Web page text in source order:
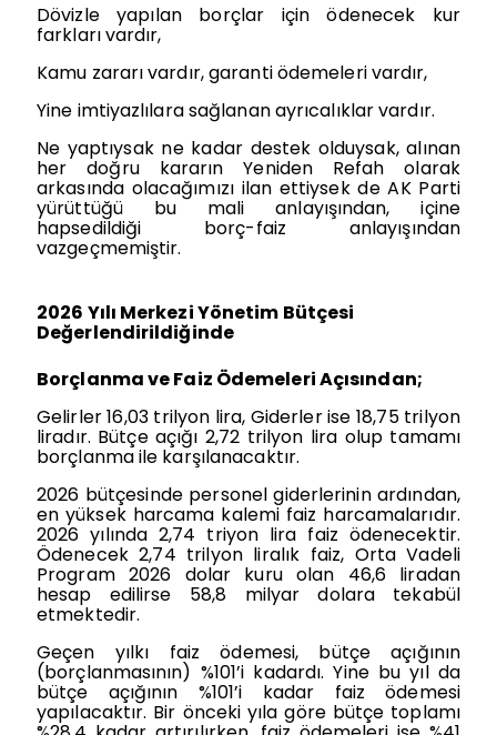
Dövizle yapılan borçlar için ödenecek kur
farkları vardır,
Kamu zararı vardır, garanti ödemeleri vardır,
Yine imtiyazlılara sağlanan ayrıcalıklar vardır.
Ne yaptıysak ne kadar destek olduysak, alınan
her doğru kararın Yeniden Refah olarak
arkasında olacağımızı ilan ettiysek de AK Parti
yürüttüğü bu mali anlayışından, içine
hapsedildiği borç-faiz anlayışından
vazgeçmemiştir.
2026 Yılı Merkezi Yönetim Bütçesi
Değerlendirildiğinde
Borçlanma ve Faiz Ödemeleri Açısından;
Gelirler 16,03 trilyon lira, Giderler ise 18,75 trilyon
liradır. Bütçe açığı 2,72 trilyon lira olup tamamı
borçlanma ile karşılanacaktır.
2026 bütçesinde personel giderlerinin ardından,
en yüksek harcama kalemi faiz harcamalarıdır.
2026 yılında 2,74 triyon lira faiz ödenecektir.
Ödenecek 2,74 trilyon liralık faiz, Orta Vadeli
Program 2026 dolar kuru olan 46,6 liradan
hesap edilirse 58,8 milyar dolara tekabül
etmektedir.
Geçen yılkı faiz ödemesi, bütçe açığının
(borçlanmasının) %101’i kadardı. Yine bu yıl da
bütçe açığının %101’i kadar faiz ödemesi
yapılacaktır. Bir önceki yıla göre bütçe toplamı